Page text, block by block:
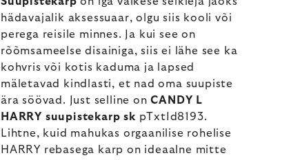
hädavajalik aksessuaar, olgu siis kooli või
perega reisile minnes. Ja kui see on
rõõmsameelse disainiga, siis ei lähe see ka
kohvris või kotis kaduma ja lapsed
mäletavad kindlasti, et nad oma suupiste
ära söövad. Just selline onCANDY L
HARRY suupistekarp sk pTxtId8193.
Lihtne, kuid mahukas orgaanilise rohelise
HARRY rebasega karp on ideaalne mitte